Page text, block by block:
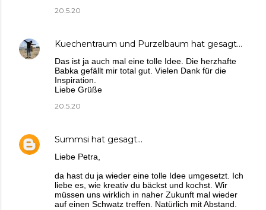
20.5.20
Kuechentraum und Purzelbaum hat gesagt…
Das ist ja auch mal eine tolle Idee. Die herzhafte
Babka gefällt mir total gut. Vielen Dank für die
Inspiration.
Liebe Grüße
20.5.20
Summsi hat gesagt…
Liebe Petra,
da hast du ja wieder eine tolle Idee umgesetzt. Ich
liebe es, wie kreativ du bäckst und kochst. Wir
müssen uns wirklich in naher Zukunft mal wieder
auf einen Schwatz treffen. Natürlich mit Abstand.